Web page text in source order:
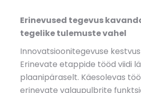
Erinevused tegevus
tegelike tulemuste vahel
Innovatsioonitegevuse
Erinevate etappide tööd viidi
plaanipäraselt. Käesolevas
erinevate valgupulbrite